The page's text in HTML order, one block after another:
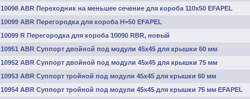
10098 ABR Переходник на меньшее сечение для короба 110х50 EFAPEL
10099 ABR Перегородка для короба H=50 EFAPEL
10099 R Перегородка для короба 10090 RBR, новый
10951 ABR Суппорт двойной под модули 45х45 для крышки 60 мм
10952 ABR Суппорт двойной под модули 45х45 для крышки 75 мм
10953 ABR Суппорт тройной под модули 45х45 для крышки 60 мм
10954 ABR Суппорт тройной под модули 45х45 для крышки 75 мм EFAPEL